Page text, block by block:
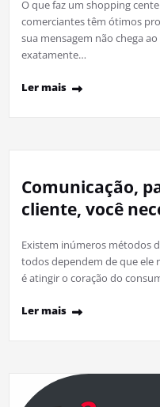
O que faz um shopping
comerciantes têm ótimos
sua mensagem não chega
exatamente…
Ler mais
Comunicação,
cliente, você
Existem inúmeros métodos
todos dependem de que ele
é atingir o coração do
Ler mais